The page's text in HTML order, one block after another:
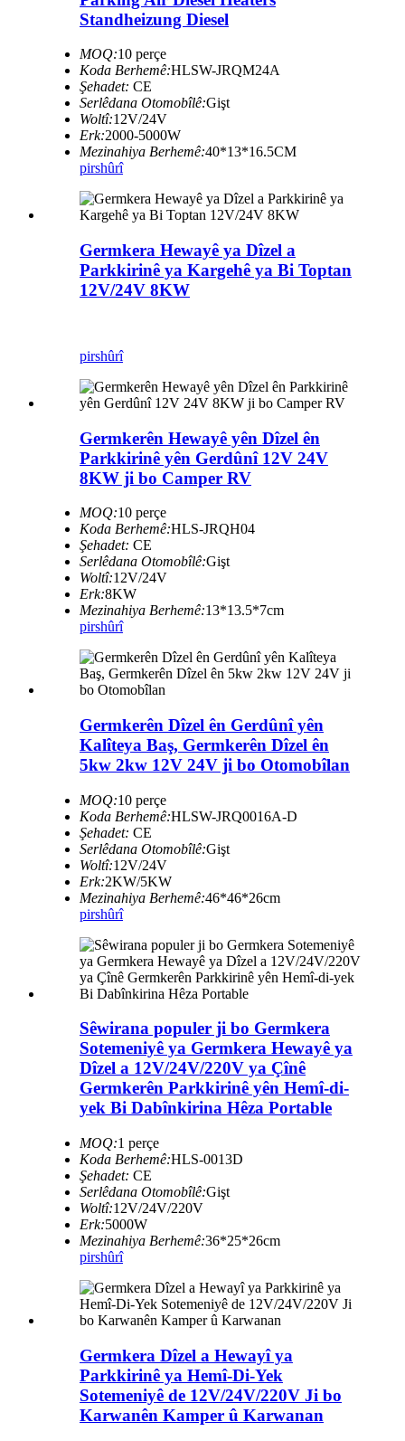
Standheizung Diesel
MOQ:10 perçe
Koda Berhemê:HLSW-JRQM24A
Şehadet: CE
Serlêdana Otomobîlê:Gişt
Woltî:12V/24V
Erk:2000-5000W
Mezinahiya Berhemê:40*13*16.5CM
pirshûrî
Germkera Hewayê ya Dîzel a
Parkkirinê ya Kargehê ya Bi Toptan
12V/24V 8KW
pirshûrî
Germkerên Hewayê yên Dîzel ên
Parkkirinê yên Gerdûnî 12V 24V
8KW ji bo Camper RV
MOQ:10 perçe
Koda Berhemê:HLS-JRQH04
Şehadet: CE
Serlêdana Otomobîlê:Gişt
Woltî:12V/24V
Erk:8KW
Mezinahiya Berhemê:13*13.5*7cm
pirshûrî
Germkerên Dîzel ên Gerdûnî yên
Kalîteya Baş, Germkerên Dîzel ên
5kw 2kw 12V 24V ji bo Otomobîlan
MOQ:10 perçe
Koda Berhemê:HLSW-JRQ0016A-D
Şehadet: CE
Serlêdana Otomobîlê:Gişt
Woltî:12V/24V
Erk:2KW/5KW
Mezinahiya Berhemê:46*46*26cm
pirshûrî
Sêwirana populer ji bo Germkera
Sotemeniyê ya Germkera Hewayê ya
Dîzel a 12V/24V/220V ya Çînê
Germkerên Parkkirinê yên Hemî-di-
yek Bi Dabînkirina Hêza Portable
MOQ:1 perçe
Koda Berhemê:HLS-0013D
Şehadet: CE
Serlêdana Otomobîlê:Gişt
Woltî:12V/24V/220V
Erk:5000W
Mezinahiya Berhemê:36*25*26cm
pirshûrî
Germkera Dîzel a Hewayî ya
Parkkirinê ya Hemî-Di-Yek
Sotemeniyê de 12V/24V/220V Ji bo
Karwanên Kamper û Karwanan